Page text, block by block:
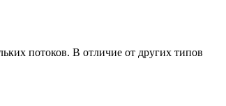
потоков. В отличие от других типов